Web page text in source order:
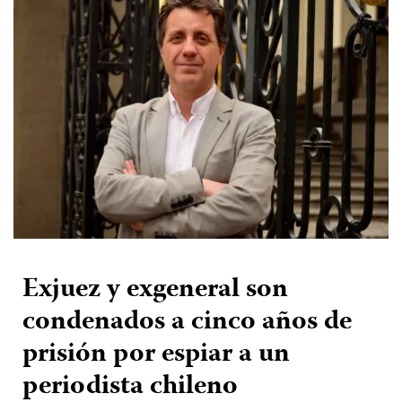
Exjuez y exgeneral son
condenados a cinco años de
prisión por espiar a un
periodista chileno